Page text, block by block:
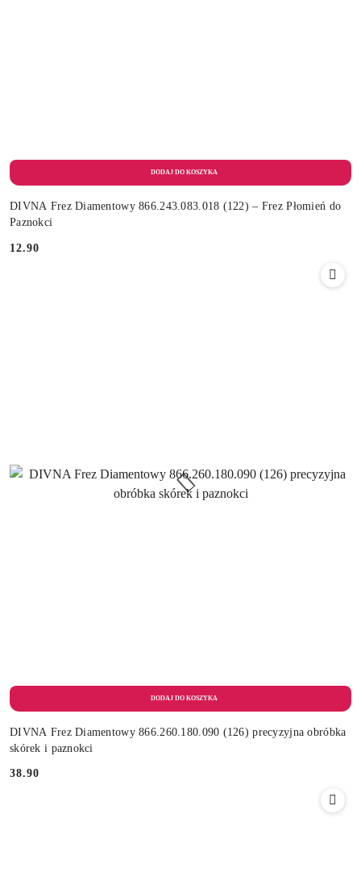
DIVNA Frez Diamentowy 866.243.083.018 (122) – Frez Płomień do
Paznokci
Cena:
12.90
DIVNA Frez Diamentowy 866.260.180.090 (126) precyzyjna obróbka
skórek i paznokci
Cena:
38.90